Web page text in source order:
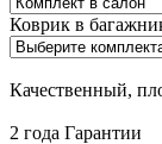
Коврик в
Качественный,
2 года Гарантии